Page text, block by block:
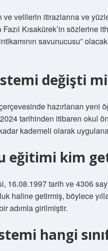
ve velilerin itirazlarına ve
Kısakürek’in sözlerine
savunucusu”
değişti
hazırlanan yeni
tarihinden itibaren okul
kadar kademeli olarak
eğitimi kim
16.08.1997 tarih ve 4306
haline getirmiş, böylece
adımla girilmiştir.
hangi